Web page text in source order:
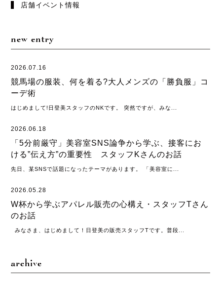
店舗イベント情報
new entry
2026.07.16
競馬場の服装、何を着る?大人メンズの「勝負服」コ
ーデ術
はじめまして!日登美スタッフのNKです。 突然ですが、みな...
2026.06.18
「5分前厳守」美容室SNS論争から学ぶ、接客にお
ける”伝え方”の重要性 スタッフKさんのお話
先日、某SNSで話題になったテーマがあります。 「美容室に...
2026.05.28
W杯から学ぶアパレル販売の心構え・スタッフTさん
のお話
みなさま、はじめまして！日登美の販売スタッフTです。普段...
archive